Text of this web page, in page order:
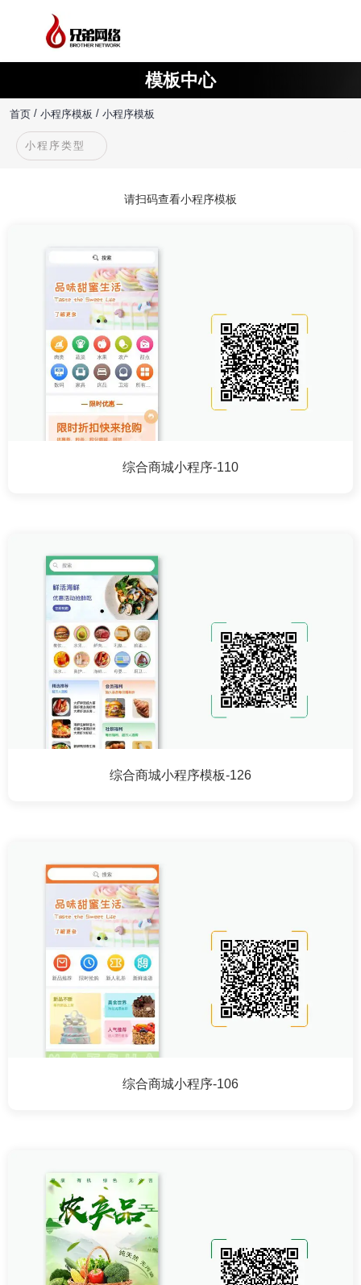
模板中心
首页 / 小程序模板 / 小程序模板
小程序类型
请扫码查看小程序模板
综合商城小程序-110
综合商城小程序模板-126
综合商城小程序-106